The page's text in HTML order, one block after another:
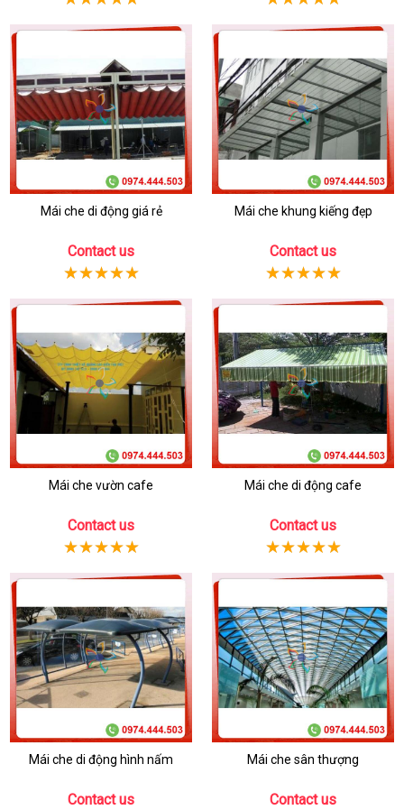
Mái che di động giá rẻ
Contact us
Mái che khung kiếng đẹp
Contact us
Mái che vườn cafe
Contact us
Mái che di động cafe
Contact us
Mái che di động hình nấm
Contact us
Mái che sân thượng
Contact us